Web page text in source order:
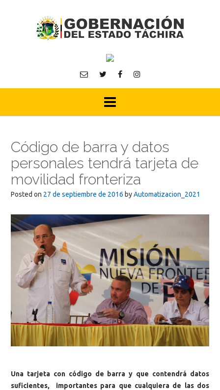
Código de barra y datos
personales tendrá tarjeta de
movilidad fronteriza
Posted on 27 de septiembre de 2016 byAutomatizacion_2021
Una tarjeta con código de barra y que contendrá datos
suficientes, importantes para que cualquiera de las dos